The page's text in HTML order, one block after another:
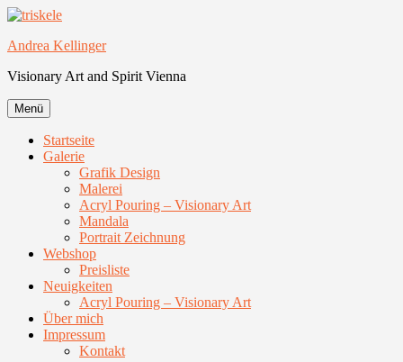
Zum
springen
Andrea Kellinger
Visionary Art and Spirit Vienna
Menü
Startseite
Galerie
Grafik Design
Malerei
Acryl Pouring – Visionary Art
Mandala
Portrait Zeichnung
Webshop
Preisliste
Neuigkeiten
Acryl Pouring – Visionary Art
Über mich
Impressum
Kontakt